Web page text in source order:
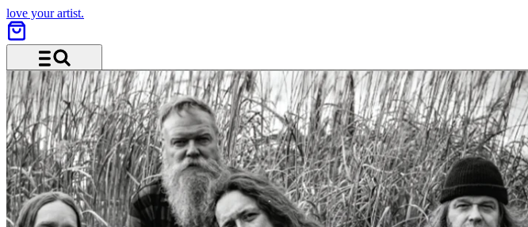
love your artist.
Menü und Suche